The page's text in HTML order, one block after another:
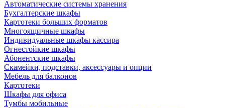
Автоматические системы хранения
Бухгалтерские шкафы
Картотеки больших форматов
Многоящичные шкафы
Индивидуальные шкафы кассира
Огнестойкие шкафы
Абонентские шкафы
Скамейки, подставки, аксессуары и опции
Мебель для балконов
Картотеки
Шкафы для офиса
Тумбы мобильные